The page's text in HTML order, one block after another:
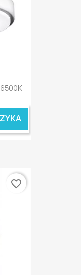
favorite_border